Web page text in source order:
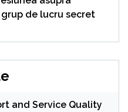
grup de lucru secret
and Service Quality